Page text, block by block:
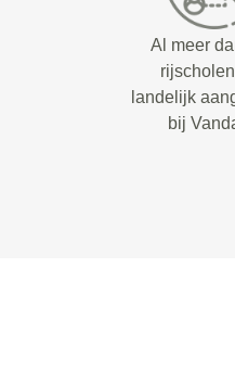
Al meer
landelijk
bij